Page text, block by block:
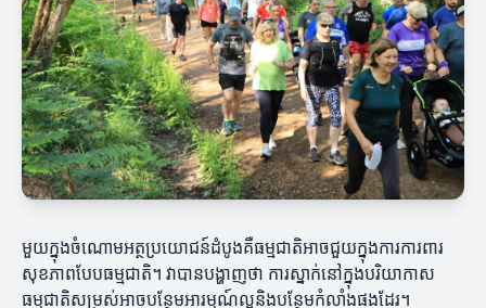
មួយក្នុងចំណោមអត្ថប្រយោជន៍ដំបូងគឺធម្មជាតិអាចជួយក្នុងការការពារ
សុខភាពបែបធម្មជាតិ។ វាបានបង្ហាញថា ការស្នាក់នៅក្នុងបរិយាកាស
ធម្មជាតិសម្រស់អាចបន្ថែមអារម្មណ៍ល្អនិងបន្ថែមកំលាំងផងដែរ។